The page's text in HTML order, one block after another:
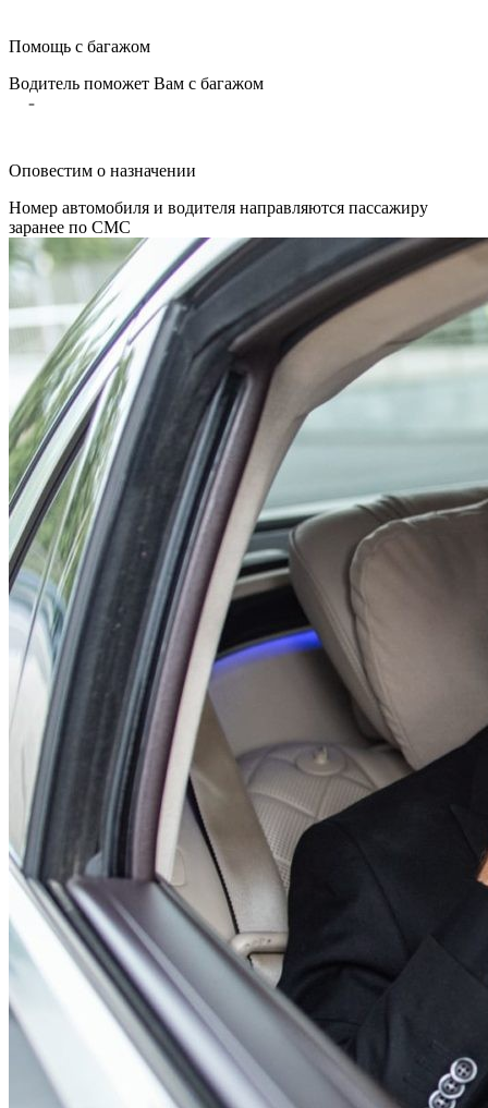
Помощь с багажом
Водитель поможет Вам с багажом
Оповестим о назначении
Номер автомобиля и водителя направляются пассажиру
заранее по СМС